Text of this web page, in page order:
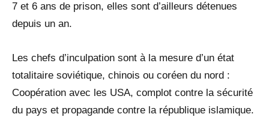
7 et 6 ans de prison, elles sont d’ailleurs détenues
depuis un an.
Les chefs d’inculpation sont à la mesure d’un état
totalitaire soviétique, chinois ou coréen du nord :
Coopération avec les USA, complot contre la sécurité
du pays et propagande contre la république islamique.